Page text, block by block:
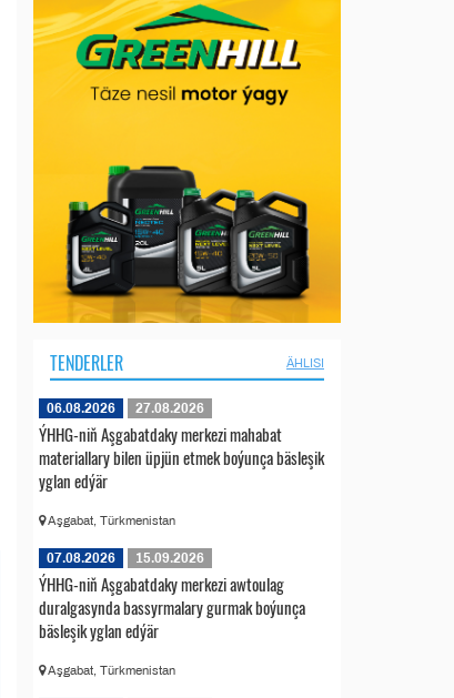
TENDERLER ÄHLISI
06.08.2026 27.08.2026
ÝHHG-niň Aşgabatdaky merkezi mahabat
materiallary bilen üpjün etmek boýunça bäsleşik
yglan edýär
Aşgabat, Türkmenistan
07.08.2026 15.09.2026
ÝHHG-niň Aşgabatdaky merkezi awtoulag
duralgasynda bassyrmalary gurmak boýunça
bäsleşik yglan edýär
Aşgabat, Türkmenistan